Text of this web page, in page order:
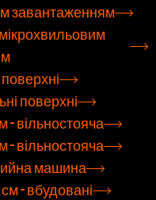
завантаженням
поверхні
вільностояча
вільностояча
машина
– вбудовані